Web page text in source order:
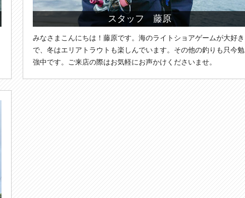
スタッフ 藤原
みなさまこんにちは！藤原です。海のライトショアゲームが大好き
で、冬はエリアトラウトも楽しんでいます。その他の釣りも只今勉
強中です。ご来店の際はお気軽にお声かけくださいませ。